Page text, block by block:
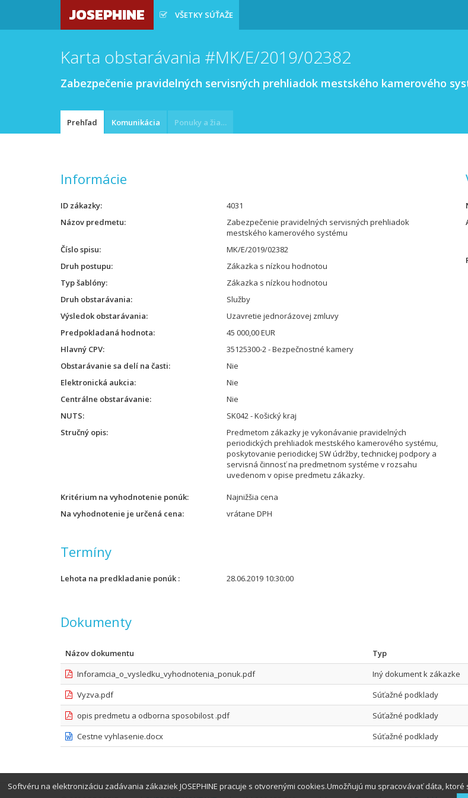
JOSEPHINE VŠETKY SÚŤAŽE
Karta obstarávania #MK/E/2019/02382
Zabezpečenie pravidelných servisných prehliadok mestského kamerového
Prehľad Komunikácia Ponuky a žiadosti
Informácie
ID zákazky
4031
Názov predmetu
Zabezpečenie pravidelných servisných prehliadok
mestského kamerového systému
Číslo spisu
MK/E/2019/02382
Druh postupu
Zákazka s nízkou hodnotou
Typ šablóny
Zákazka s nízkou hodnotou
Druh obstarávania
Služby
Výsledok obstarávania
Uzavretie jednorázovej zmluvy
Predpokladaná hodnota
45 000,00 EUR
Hlavný CPV
35125300-2 - Bezpečnostné kamery
Obstarávanie sa delí na časti
Nie
Elektronická aukcia
Nie
Centrálne obstarávanie
Nie
NUTS
SK042 - Košický kraj
Stručný opis
Predmetom zákazky je vykonávanie pravidelných
periodických prehliadok mestského kamerového systému,
poskytovanie periodickej SW údržby, technickej podpory a
servisná činnosť na predmetnom systéme v rozsahu
uvedenom v opise predmetu zákazky.
Kritérium na vyhodnotenie ponúk
Najnižšia cena
Na vyhodnotenie je určená cena
vrátane DPH
Termíny
Lehota na predkladanie ponúk 28.06.2019 10:30:00
Dokumenty
Názov dokumentu Typ
Inforamcia_o_vysledku_vyhodnotenia_ponuk.pdf
Iný dokument k zákazke
Vyzva.pdf
Súťažné podklady
opis predmetu a odborna sposobilost .pdf
Súťažné podklady
Cestne vyhlasenie.docx
Súťažné podklady
Softvéru na elektronizáciu zadávania zákaziek JOSEPHINE pracuje s otvorenými cookies.Umožňujú mu spracovávať dáta,